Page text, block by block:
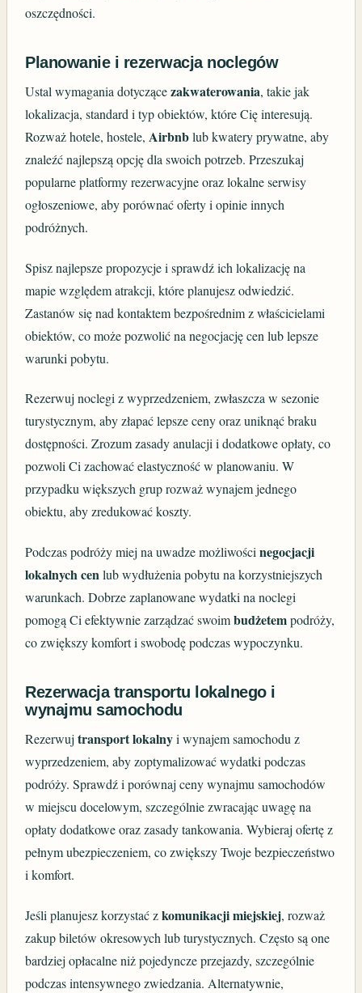
oszczędności.
Planowanie i rezerwacja noclegów
Ustal wymagania dotyczącezakwaterowania, takie jak
lokalizacja, standard i typ obiektów, które Cię interesują.
Rozważ hotele, hostele,Airbnblub kwatery prywatne, aby
znaleźć najlepszą opcję dla swoich potrzeb. Przeszukaj
popularne platformy rezerwacyjne oraz lokalne serwisy
ogłoszeniowe, aby porównać oferty i opinie innych
podróżnych.
Spisz najlepsze propozycje i sprawdź ich lokalizację na
mapie względem atrakcji, które planujesz odwiedzić.
Zastanów się nad kontaktem bezpośrednim z właścicielami
obiektów, co może pozwolić na negocjację cen lub lepsze
warunki pobytu.
Rezerwuj noclegi z wyprzedzeniem, zwłaszcza w sezonie
turystycznym, aby złapać lepsze ceny oraz uniknąć braku
dostępności. Zrozum zasady anulacji i dodatkowe opłaty, co
pozwoli Ci zachować elastyczność w planowaniu. W
przypadku większych grup rozważ wynajem jednego
obiektu, aby zredukować koszty.
Podczas podróży miej na uwadze możliwościnegocjacji
lokalnych cenlub wydłużenia pobytu na korzystniejszych
warunkach. Dobrze zaplanowane wydatki na noclegi
pomogą Ci efektywnie zarządzać swoimbudżetempodróży,
co zwiększy komfort i swobodę podczas wypoczynku.
Rezerwacja transportu lokalnego i
wynajmu samochodu
Rezerwujtransport lokalnyi wynajem samochodu z
wyprzedzeniem, aby zoptymalizować wydatki podczas
podróży. Sprawdź i porównaj ceny wynajmu samochodów
w miejscu docelowym, szczególnie zwracając uwagę na
opłaty dodatkowe oraz zasady tankowania. Wybieraj ofertę z
pełnym ubezpieczeniem, co zwiększy Twoje bezpieczeństwo
i komfort.
Jeśli planujesz korzystać zkomunikacji miejskiej, rozważ
zakup biletów okresowych lub turystycznych. Często są one
bardziej opłacalne niż pojedyncze przejazdy, szczególnie
podczas intensywnego zwiedzania. Alternatywnie,